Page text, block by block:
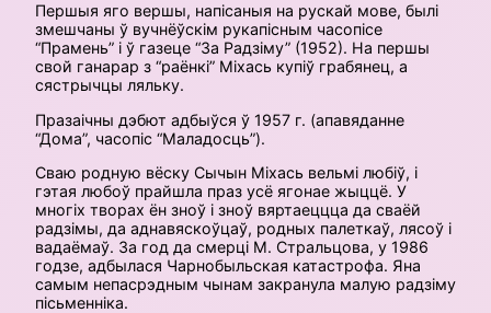
Першыя яго вершы, напісаныя на рускай мове, былі
змешчаны ў вучнёўскім рукапісным часопісе
“Прамень” і ў газеце “За Радзіму” (1952). На першы
свой ганарар з “раёнкі” Міхась купіў грабянец, а
сястрычцы ляльку.
Празаічны дэбют адбыўся ў 1957 г. (апавяданне
“Дома”, часопіс “Маладосць”).
Сваю родную вёску Сычын Міхась вельмі любіў, і
гэтая любоў прайшла праз усё ягонае жыццё. У
многіх творах ён зноў і зноў вяртаеццца да сваёй
радзімы, да аднавяскоўцаў, родных палеткаў, лясоў і
вадаёмаў. За год да смерці М. Стральцова, у 1986
годзе, адбылася Чарнобыльская катастрофа. Яна
самым непасрэдным чынам закранула малую радзіму
пісьменніка.